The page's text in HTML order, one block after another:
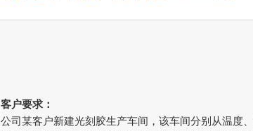
客户要求：
公司某客户新建光刻胶生产车间，该车间分别从温度